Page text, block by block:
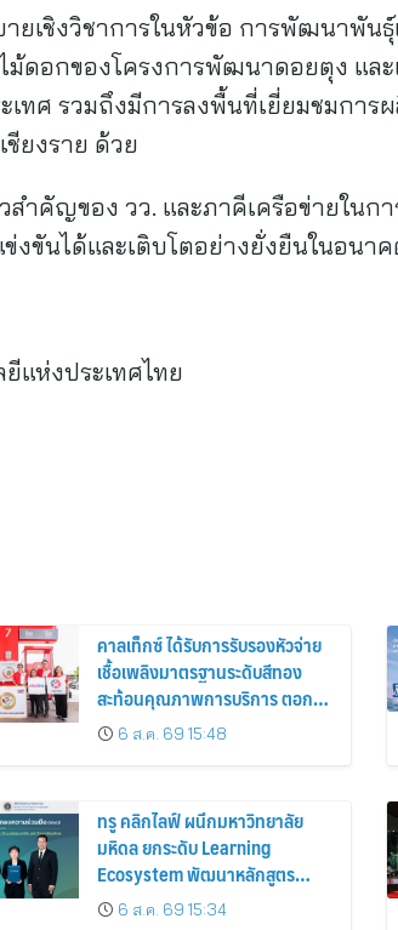
ยเชิงวิชาการในหัวข้อ การพัฒนาพัน
ดอกของโครงการพัฒนาดอยตุง แล
เทศ รวมถึงมีการลงพื้นที่เยี่ยมชมกา
ยงราย ด้วย
ำคัญของ วว. และภาคีเครือข่ายในก
งขันได้และเติบโตอย่างยั่งยืนในอนา
แห่งประเทศไทย
คาลเท็กซ์ ได้รับการรับรองหัวจ่าย
เชื้อเพลิงมาตรฐานระดับสีทอง
สะท้อนคุณภาพการบริการ ตอกย้ำ
ความมั่นใจทุกการเติม
6 ส.ค. 69 15:48
ทรู คลิกไลฟ์ ผนึกมหาวิทยาลัย
มหิดล ยกระดับ Learning
Ecosystem พัฒนาหลักสูตร
ภาษาอังกฤษ สู่ ม.ปลายครั้งแรก!
6 ส.ค. 69 15:34